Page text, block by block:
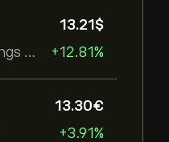
DoubleVerify Holdings Inc
13.21‎$‎
+12.81%
13.30‎€‎
+3.91%